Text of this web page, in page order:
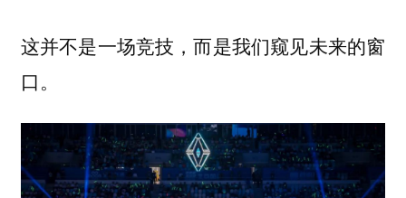
这并不是一场竞技，而是我们窥见未来的窗
口。